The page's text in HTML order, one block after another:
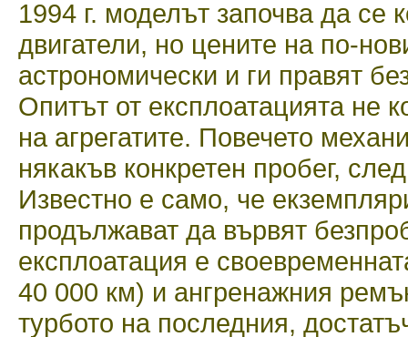
1994 г. моделът започва да се
двигатели, но цените на по-
астрономически и ги правят
Опитът от експлоатацията не
на агрегатите. Повечето
някакъв конкретен пробег,
Известно е само, че
продължават да вървят
експлоатация е
40 000 км) и ангренажния
турбото на последния,